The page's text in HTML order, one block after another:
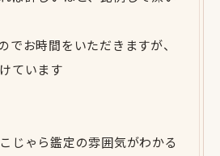
でお時間をいただきますが、
ています
じゃら鑑定の雰囲気がわかる